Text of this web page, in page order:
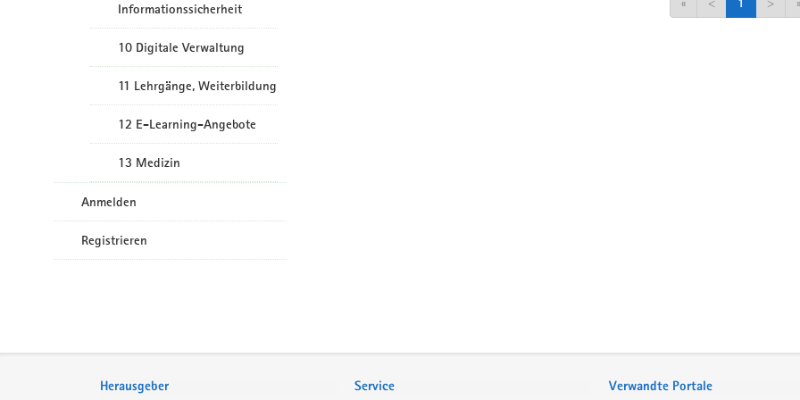
Informationssicherheit
10 Digitale Verwaltung
11 Lehrgänge, Weiterbildung
12 E-Learning-Angebote
13 Medizin
Anmelden
Registrieren
Herausgeber Service Verwandte Portale